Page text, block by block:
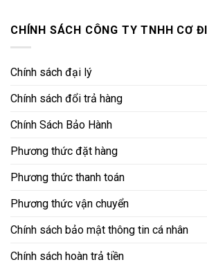
CHÍNH SÁCH CÔNG TY TNHH CƠ
Chính sách đại lý
Chính sách đổi trả hàng
Chính Sách Bảo Hành
Phương thức đặt hàng
Phương thức thanh toán
Phương thức vận chuyển
Chính sách bảo mật thông tin cá nhân
Chính sách hoàn trả tiền